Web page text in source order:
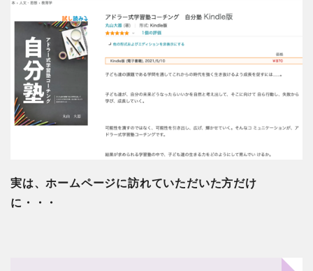
実は、ホームページに訪れていただいた方だけ
に・・・